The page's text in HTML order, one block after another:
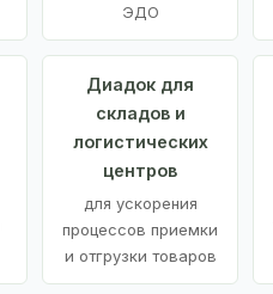
ЭДО
Диадок для
складов и
логистических
центров
для ускорения
процессов приемки
и отгрузки товаров